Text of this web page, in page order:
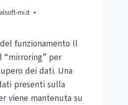
mi.it
funzionamento Il
“mirroring” per
dei dati. Una
presenti sulla
viene mantenuta su